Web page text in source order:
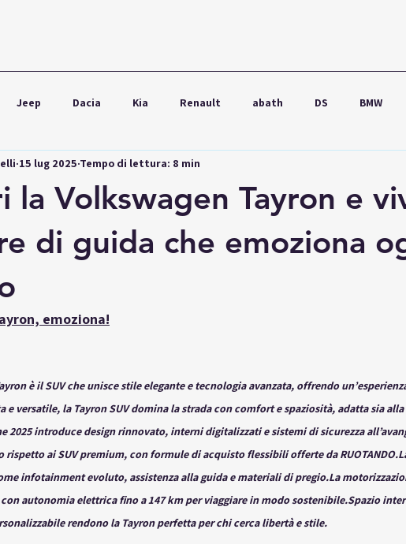
Jeep Dacia Kia Renault abath DS BMW
Volkswagen Ford Seat
la Volkswagen Tayron e
di guida che emoziona
15 lug 2025 Tempo di lettura: 8 min
emoziona!
è il SUV che unisce stile elegante e tecnologia avanzata, offrendo
e versatile, la Tayron SUV domina la strada con comfort e spaziosità, adatta sia
2025 introduce design rinnovato, interni digitalizzati e sistemi di sicurezza
rispetto ai SUV premium, con formule di acquisto flessibili offerte da
infotainment evoluto, assistenza alla guida e materiali di pregio.La
autonomia elettrica fino a 147 km per viaggiare in modo sostenibile.Spazio
rendono la Tayron perfetta per chi cerca libertà e stile.